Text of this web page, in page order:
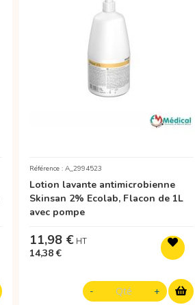
Référence : A_2994523
Lotion lavante antimicrobienne
Skinsan 2% Ecolab, Flacon de 1L
avec pompe
11,98 €
14,38 €